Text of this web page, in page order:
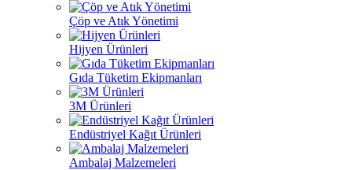
Çöp ve Atık Yönetimi
Hijyen Ürünleri
Gıda Tüketim Ekipmanları
3M Ürünleri
Endüstriyel Kağıt Ürünleri
Ambalaj Malzemeleri